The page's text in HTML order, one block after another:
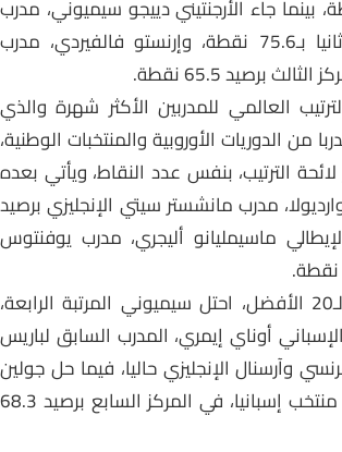
بينما جاء الأرجنتيني دييجو سيميوني، مدرب
أتلتيكو مدريد، ثانيا بـ75.6 نقطة، وإرنستو فالفيردي، مدرب
برصيد 65.5 نقطة.
العالمي للمدربين الأكثر شهرة والذي
مدربا من الدوريات الأوروبية والمنتخبات الوطنية،
الترتيب، بنفس عدد النقاط، ويأتي بعده
مدرب مانشستر سيتي الإنجليزي برصيد
ماسيمليانو أليجري، مدرب يوفنتوس
وضمن قائمة الـ20 الأفضل، احتل سيميوني المرتبة الرابعة،
أوناي إيمري، المدرب السابق لباريس
وآرسنال الإنجليزي حاليا، فيما حل جولين
لوبيتيجي، مدرب منتخب إسبانيا، في المركز السابع برصيد 68.3